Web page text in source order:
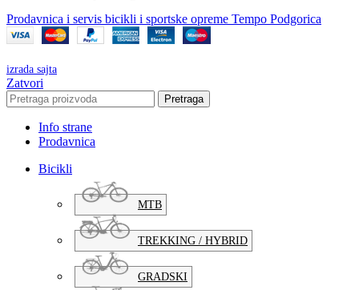
Prodavnica i servis bicikli i sportske opreme Tempo Podgorica
izrada sajta
Zatvori
Pretraga
Info strane
Prodavnica
Bicikli
MTB
TREKKING / HYBRID
GRADSKI